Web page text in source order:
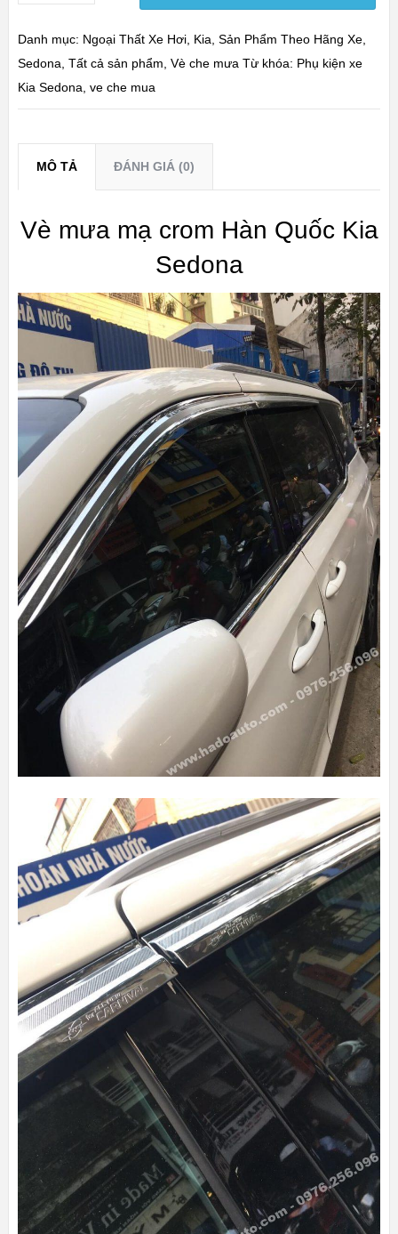
Danh mục: Ngoại Thất Xe Hơi, Kia Sản Phẩm Theo Hãng Xe,
Sedona Tất cả sản phẩm Vè che mưa Từ khóa: Phụ kiện xe
Kia Sedona ve che mua
MÔ TẢ ĐÁNH GIÁ (0)
Vè mưa mạ crom Hàn Quốc Kia
Sedona